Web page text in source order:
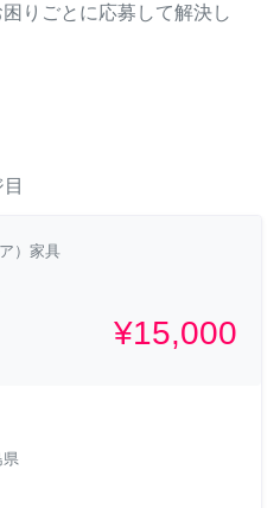
りごとに応募して解決し
）家具
¥15,000
県